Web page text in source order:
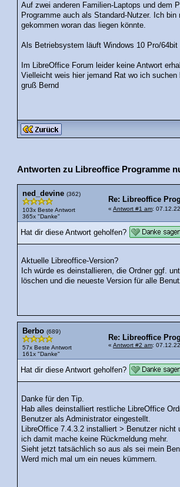
Auf zwei anderen Familien-Laptops und dem
Programme auch als Standard-Nutzer. Ich bin
gekommen woran das liegen könnte.
Als Betriebsystem läuft Windows 10 Pro/64bit
Im LibreOffice Forum leider keine Antwort
Vielleicht weis hier jemand Rat wo ich suchen
gruß Bernd
Antworten zu Libreoffice Programme
ned_devine (362)
103x Beste Antwort
365x "Danke"
Re: Libreoffice
« Antwort #1 am:
Hat dir diese Antwort geholfen?
Aktuelle Libreoffice-Version?
Ich würde es deinstallieren, die Ordner ggf.
löschen und die neueste Version für alle
Berbo (689)
57x Beste Antwort
161x "Danke"
Re: Libreoffice
« Antwort #2 am:
Hat dir diese Antwort geholfen?
Danke für den Tip.
Hab alles deinstalliert restliche LibreOffice
Benutzer als Administrator eingestellt.
LibreOffice 7.4.3.2 installiert > Benutzer
ich damit mache keine Rückmeldung mehr.
Sieht jetzt tatsächlich so aus als sei mein
Werd mich mal um ein neues kümmern.